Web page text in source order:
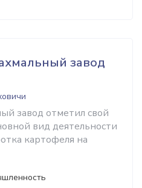
завод
завод отметил свой
вид деятельности
картофеля на